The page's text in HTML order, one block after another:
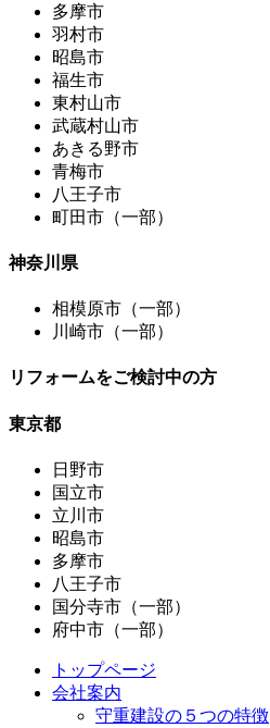
多摩市
羽村市
昭島市
福生市
東村山市
武蔵村山市
あきる野市
青梅市
八王子市
町田市（一部）
神奈川県
相模原市（一部）
川崎市（一部）
リフォームをご検討中の方
東京都
日野市
国立市
立川市
昭島市
多摩市
八王子市
国分寺市（一部）
府中市（一部）
トップページ
会社案内
守重建設の５つの特徴